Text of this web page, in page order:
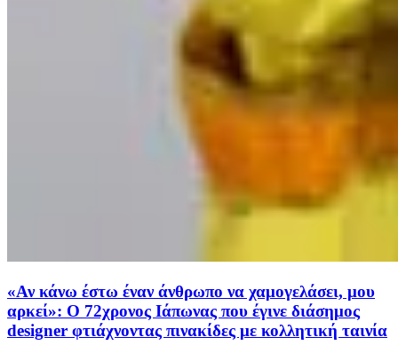
«Αν κάνω έστω έναν άνθρωπο να χαμογελάσει, μου
αρκεί»: Ο 72χρονος Ιάπωνας που έγινε διάσημος
designer φτιάχνοντας πινακίδες με κολλητική ταινία